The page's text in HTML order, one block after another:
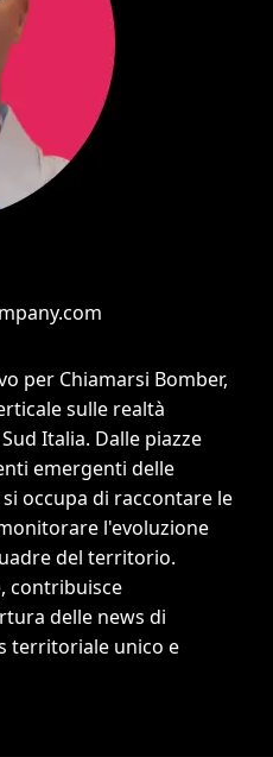
per Chiamarsi Bomber,
sulle realtà
Italia. Dalle piazze
emergenti delle
occupa di raccontare le
l'evoluzione
del territorio.
contribuisce
delle news di
territoriale unico e